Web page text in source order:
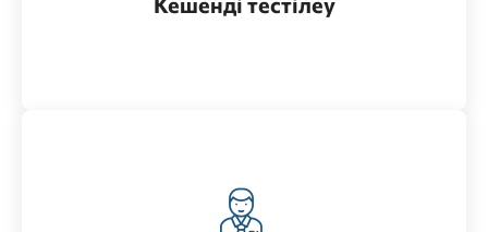
Өту
Жоғары оқу орнына докторантураға түсу үшін